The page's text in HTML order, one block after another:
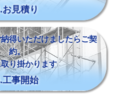
お見積り
得いただけましたらご契
約。
り掛かります
工事開始